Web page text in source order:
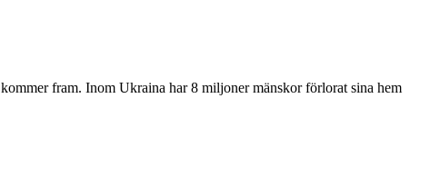
fram. Inom Ukraina har 8 miljoner mänskor förlorat sina hem